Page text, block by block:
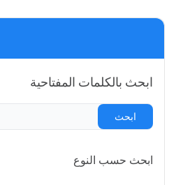
ابحث بالكلمات المفتاحية
ابحث
ابحث حسب النوع